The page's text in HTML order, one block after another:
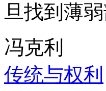
旦找到薄
冯克利
传统与权利